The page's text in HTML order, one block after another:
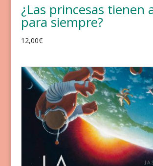
¿Las princesas tienen
para siempre?
12,00€